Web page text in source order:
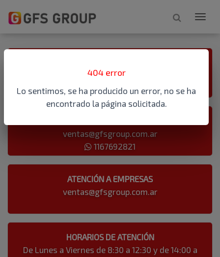
404 error
Lo sentimos, se ha producido un error, no se ha
encontrado la página solicitada.
ventas@gfsgroup.com.ar
1167692821
ATENCIÓN A EMPRESAS
ventas@gfsgroup.com.ar
HORARIOS DE ATENCIÓN
De Lunes a Viernes de 8:30 a 12:30 y de 14:00 a